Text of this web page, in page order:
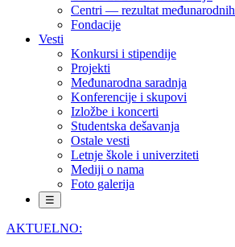
Centri — rezultat
Fondacije
Vesti
Konkursi i stipendije
Projekti
Međunarodna saradnja
Konferencije i skupovi
Izložbe i koncerti
Studentska dešavanja
Ostale vesti
Letnje škole i univerziteti
Mediji o nama
Foto galerija
☰
AKTUELNO: